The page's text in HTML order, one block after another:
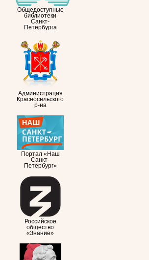
Общедоступные
библиотеки
Санкт-
Петербурга
Администрация
Красносельского
р-на
Портал «Наш
Санкт-
Петербург»
Российское
общество
«Знание»